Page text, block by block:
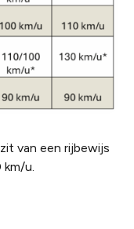
van een rijbewijs
km/u.